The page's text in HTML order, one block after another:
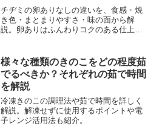
チヂミの卵ありなしの違いを、食感・焼
き色・まとまりやすさ・味の面から解
説。卵ありはふんわりコクのある仕上が
ピ、代用材料、焼き方のコツ、失敗対策
まで紹介します。
様々な種類のきのこをどの程度茹
でるべきか？それぞれの茹で時間
を解説
冷凍きのこの調理法や茹で時間を詳しく
解説。解凍せずに使用するポイントや電
子レンジ活用法も紹介。